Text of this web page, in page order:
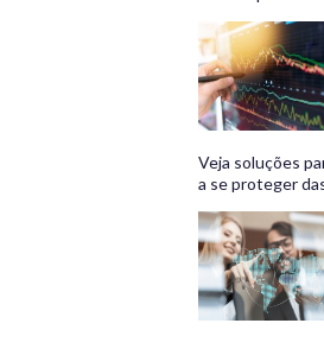
Veja soluções
a se proteger